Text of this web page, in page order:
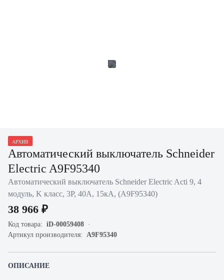
АРХИВ
Автоматический выключатель Schneider
Electric A9F95340
Автоматический выключатель Schneider Electric Acti 9, 4
модуль, K класс, 3P, 40А, 15кА, (A9F95340)
38 966 ₽
Код товара: iD-00059408
Артикул производителя: A9F95340
ОПИСАНИЕ